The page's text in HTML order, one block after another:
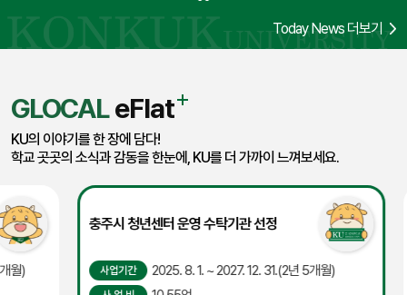
Today News 더보기
GLOCALeFlat
KU의 이야기를 한 장에 담다!
학교 곳곳의 소식과 감동을 한눈에, KU를 더 가까이 느껴보세요.
충주시 청년센터 운영 수탁기관 선정
사업기간 2025. 8. 1. ~ 2027. 12. 31.(2년 5개월)